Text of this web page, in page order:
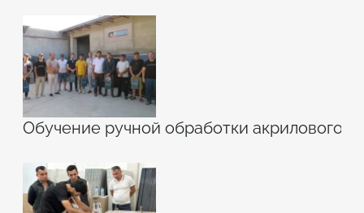
Обучение ручной обработки акрилового